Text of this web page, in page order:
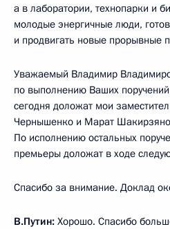
а в лаборатории, технопарки и
молодые энергичные люди,
и продвигать новые прорывные
Уважаемый Владимир
по выполнению Ваших
сегодня доложат мои
Чернышенко и Марат
По исполнению остальных
премьеры доложат в ходе
Спасибо за внимание. Доклад
В.Путин: Хорошо. Спасибо